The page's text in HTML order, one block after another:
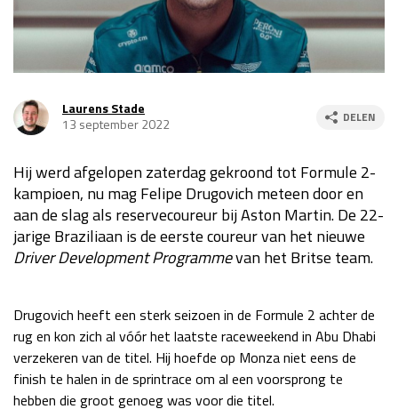
Race
za 13:00 - 15:00
Kwalificatie
za 23:00 - 00:00
Race
zo 21:00 - 23:00
GP MEXICO 2026 30 okt - 01 nov
Kwalificatie
Kwalificatie
za 19:00 - 20:00
Race
zo 18:00 - 20:00
LAS VEGAS GRAND PRIX 2026 20 - 22 nov
Laurens Stade
13 september 2022
DELEN
Hij werd afgelopen zaterdag gekroond tot Formule 2-
kampioen, nu mag Felipe Drugovich meteen door en
aan de slag als reservecoureur bij Aston Martin. De 22-
jarige Braziliaan is de eerste coureur van het nieuwe
Driver Development Programmevan het Britse team.
Drugovich heeft een sterk seizoen in de Formule 2 achter de
rug en kon zich al vóór het laatste raceweekend in Abu Dhabi
verzekeren van de titel. Hij hoefde op Monza niet eens de
finish te halen in de sprintrace om al een voorsprong te
hebben die groot genoeg was voor die titel.